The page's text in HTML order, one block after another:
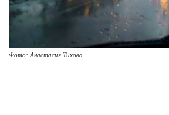
Фото: Анастасия Тихова